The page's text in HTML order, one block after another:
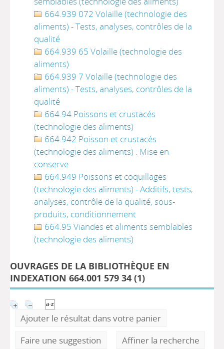
664.939 072 Volaille (technologie des
aliments) - Tests, analyses, contrôles de la
qualité
664.939 65 Volaille (technologie des
aliments)
664.939 7 Volaille (technologie des
aliments) - Tests, analyses, contrôles de la
qualité
664.94 Poissons et crustacés
(technologie des aliments)
664.942 Poisson et crustacés
(technologie des aliments) : Mise en
conserve
664.949 Poissons et coquillages
(technologie des aliments) - Additifs, tests,
analyses, contrôle de la qualité, sous-
produits, conditionnement
664.95 Viandes et aliments semblables
(technologie des aliments)
OUVRAGES DE LA BIBLIOTHÈQUE EN
INDEXATION 664.001 579 34 (1)
Ajouter le résultat dans votre panier
Faire une suggestion
Affiner la recherche